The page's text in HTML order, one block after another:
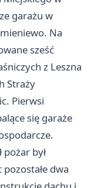
garażu w
Na
sześć
z Leszna
Straży
Pierwsi
się garaże
był
dwa